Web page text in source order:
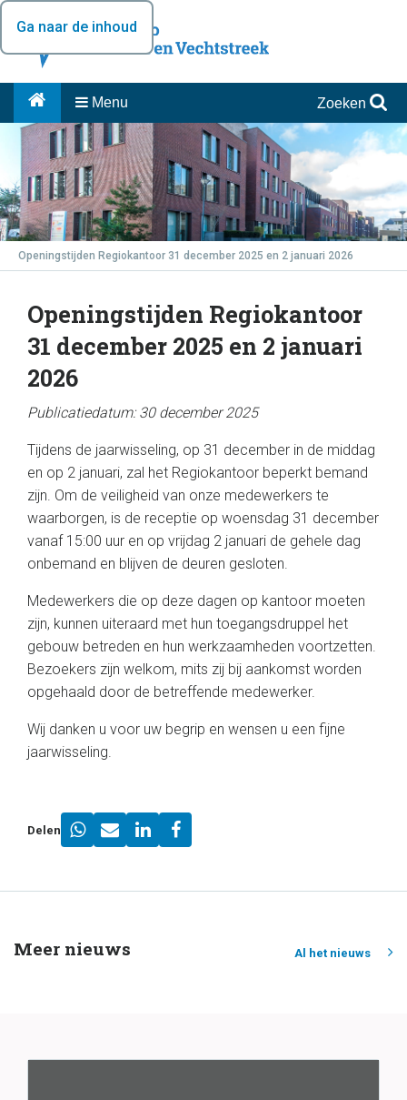
Ga naar de inhoud
Menu Zoeken
Openingstijden Regiokantoor 31 december 2025 en 2 januari 2026
Openingstijden Regiokantoor
31 december 2025 en 2 januari
2026
Publicatiedatum: 30 december 2025
Tijdens de jaarwisseling, op 31 december in de middag
en op 2 januari, zal het Regiokantoor beperkt bemand
zijn. Om de veiligheid van onze medewerkers te
waarborgen, is de receptie op woensdag 31 december
vanaf 15:00 uur en op vrijdag 2 januari de gehele dag
onbemand en blijven de deuren gesloten.
Medewerkers die op deze dagen op kantoor moeten
zijn, kunnen uiteraard met hun toegangsdruppel het
gebouw betreden en hun werkzaamheden voortzetten.
Bezoekers zijn welkom, mits zij bij aankomst worden
opgehaald door de betreffende medewerker.
Wij danken u voor uw begrip en wensen u een fijne
jaarwisseling.
Delen
Meer nieuws Al het nieuws